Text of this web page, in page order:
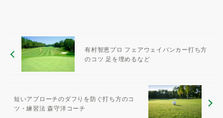
有村智恵プロ フェアウェイバンカー打ち方
のコツ 足を埋めるなど
短いアプローチのダフりを防ぐ打ち方のコ
ツ・練習法 森守洋コーチ